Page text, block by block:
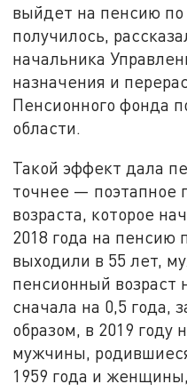
выйдет на пенсию по
получилось,
начальника
назначения и
Пенсионного фонда
области.
Такой эффект дала
точнее — поэтапное
возраста, которое
2018 года на пенсию
выходили в 55 лет,
пенсионный возраст
сначала на 0,5 года,
образом, в 2019
мужчины,
1959 года и